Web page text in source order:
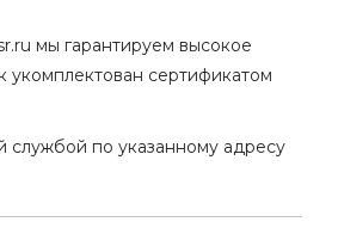
мы гарантируем высокое
укомплектован сертификатом
службой по указанному адресу